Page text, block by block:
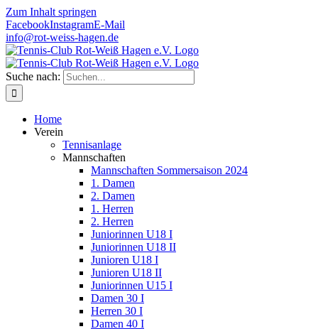
Zum Inhalt springen
FacebookInstagramE-Mail
info@rot-weiss-hagen.de
Suche nach:
Home
Verein
Tennisanlage
Mannschaften
Mannschaften Sommersaison 2024
1. Damen
2. Damen
1. Herren
2. Herren
Juniorinnen U18 I
Juniorinnen U18 II
Junioren U18 I
Junioren U18 II
Juniorinnen U15 I
Damen 30 I
Herren 30 I
Damen 40 I